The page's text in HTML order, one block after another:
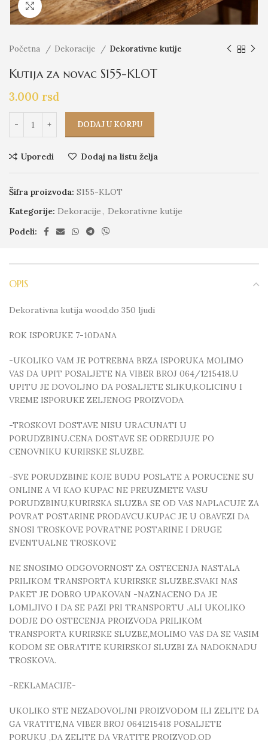
Click to enlarge
Početna Dekoracije Dekorativne kutije
Kutija za novac S155-KLOT
3.000 rsd
DODAJ U KORPU
Uporedi Dodaj na listu želja
Šifra proizvoda: S155-KLOT
Kategorije: Dekoracije, Dekorativne kutije
Podeli:
OPIS
Dekorativna kutija wood,do 350 ljudi
ROK ISPORUKE 7-10DANA
-UKOLIKO VAM JE POTREBNA BRZA ISPORUKA MOLIMO
VAS DA UPIT POSALJETE NA VIBER BROJ 064/1215418.U
UPITU JE DOVOLJNO DA POSALJETE SLIKU,KOLICINU I
VREME ISPORUKE ZELJENOG PROIZVODA
-TROSKOVI DOSTAVE NISU URACUNATI U
PORUDZBINU.CENA DOSTAVE SE ODREDJUJE PO
CENOVNIKU KURIRSKE SLUZBE.
-SVE PORUDZBINE KOJE BUDU POSLATE A PORUCENE SU
ONLINE A VI KAO KUPAC NE PREUZMETE VASU
PORUDZBINU,KURIRSKA SLUZBA SE OD VAS NAPLACUJE ZA
POVRAT POSTARINE PRODAVCU.KUPAC JE U OBAVEZI DA
SNOSI TROSKOVE POVRATNE POSTARINE I DRUGE
EVENTUALNE TROSKOVE
NE SNOSIMO ODGOVORNOST ZA OSTECENJA NASTALA
PRILIKOM TRANSPORTA KURIRSKE SLUZBE.SVAKI NAS
PAKET JE DOBRO UPAKOVAN -NAZNACENO DA JE
LOMLJIVO I DA SE PAZI PRI TRANSPORTU .ALI UKOLIKO
DODJE DO OSTECENJA PROIZVODA PRILIKOM
TRANSPORTA KURIRSKE SLUZBE,MOLIMO VAS DA SE VASIM
KODOM SE OBRATITE KURIRSKOJ SLUZBI ZA NADOKNADU
TROSKOVA.
-REKLAMACIJE-
UKOLIKO STE NEZADOVOLJNI PROIZVODOM ILI ZELITE DA
GA VRATITE,NA VIBER BROJ 0641215418 POSALJETE
PORUKU ,DA ZELITE DA VRATITE PROIZVOD.OD